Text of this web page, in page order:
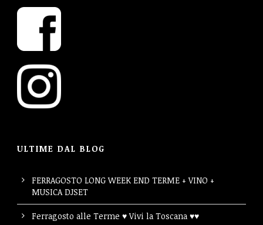
ULTIME DAL BLOG
FERRAGOSTO LONG WEEK END TERME + VINO +
MUSICA DJSET
Ferragosto alle Terme ♥ Vivi la Toscana ♥♥